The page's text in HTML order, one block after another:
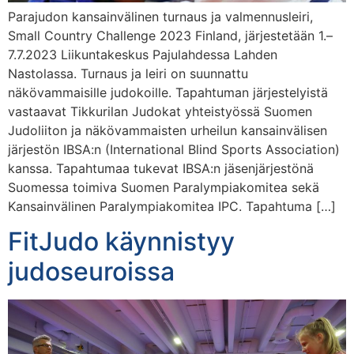
Parajudon kansainvälinen turnaus ja valmennusleiri,
Small Country Challenge 2023 Finland, järjestetään 1.–
7.7.2023 Liikuntakeskus Pajulahdessa Lahden
Nastolassa. Turnaus ja leiri on suunnattu
näkövammaisille judokoille. Tapahtuman järjestelyistä
vastaavat Tikkurilan Judokat yhteistyössä Suomen
Judoliiton ja näkövammaisten urheilun kansainvälisen
järjestön IBSA:n (International Blind Sports Association)
kanssa. Tapahtumaa tukevat IBSA:n jäsenjärjestönä
Suomessa toimiva Suomen Paralympiakomitea sekä
Kansainvälinen Paralympiakomitea IPC. Tapahtuma […]
FitJudo käynnistyy
judoseuroissa